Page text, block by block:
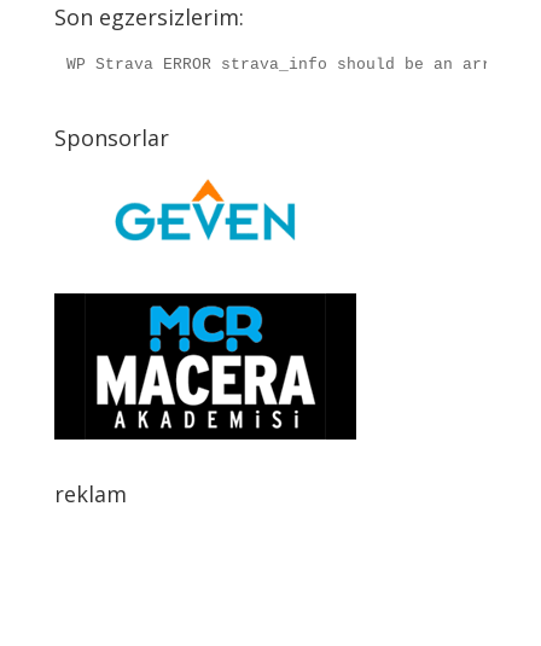
Son egzersizlerim:
WP Strava ERROR strava_info should be an
Sponsorlar
reklam